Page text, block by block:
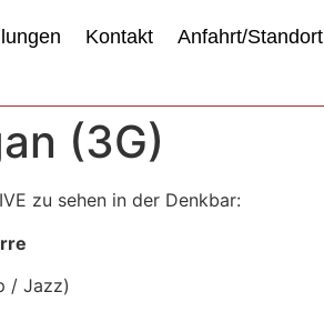
Kontakt Anfahrt/Standort
(3G)
zu sehen in der Denkbar:
/ Jazz)